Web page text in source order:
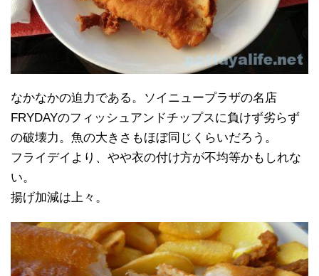
なかなかの迫力である。ソイニュープラザの名店
FRYDAYのフィッシュアンドチップスに負けず劣らず
の破壊力。魚の大きさもほぼ同じくらいだろう。
フライデイより、やや衣の付け方が不均等かもしれな
い。
揚げ加減は上々。